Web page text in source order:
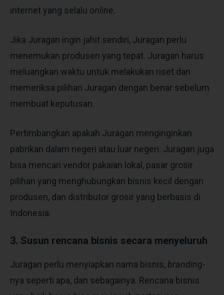
internet yang selalu online.
Jika Juragan ingin jahit sendiri, Juragan perlu
menemukan produsen yang tepat. Juragan harus
meluangkan waktu untuk melakukan riset dan
memeriksa pilihan Juragan dengan benar sebelum
membuat keputusan.
Pertimbangkan apakah Juragan menginginkan
pabrikan dalam negeri atau luar negeri. Juragan juga
bisa mencari vendor pakaian lokal, pasar grosir
pilihan yang menghubungkan bisnis kecil dengan
produsen, dan distributor grosir yang berbasis di
Indonesia.
3. Susun rencana bisnis secara menyeluruh
Juragan perlu menyiapkan nama bisnis, branding-
nya seperti apa, dan sebagainya. Rencana bisnis